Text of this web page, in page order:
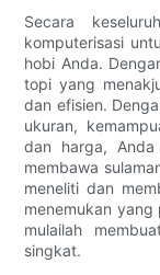
Secara
komputerisasi
hobi Anda.
topi yang
dan efisien.
ukuran,
dan harga,
membawa
meneliti dan
menemukan yang
mulailah
singkat.